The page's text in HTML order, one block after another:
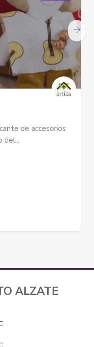
Pueblos y Comunidades
Andino – Amazónicos
amor en...
ALZATE